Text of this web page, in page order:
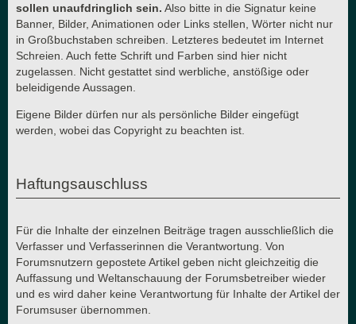
sollen unaufdringlich sein. Also bitte in die Signatur keine
Banner, Bilder, Animationen oder Links stellen, Wörter nicht nur
in Großbuchstaben schreiben. Letzteres bedeutet im Internet
Schreien. Auch fette Schrift und Farben sind hier nicht
zugelassen. Nicht gestattet sind werbliche, anstößige oder
beleidigende Aussagen.
Eigene Bilder dürfen nur als persönliche Bilder eingefügt
werden, wobei das Copyright zu beachten ist.
Haftungsauschluss
Für die Inhalte der einzelnen Beiträge tragen ausschließlich die
Verfasser und Verfasserinnen die Verantwortung. Von
Forumsnutzern gepostete Artikel geben nicht gleichzeitig die
Auffassung und Weltanschauung der Forumsbetreiber wieder
und es wird daher keine Verantwortung für Inhalte der Artikel der
Forumsuser übernommen.